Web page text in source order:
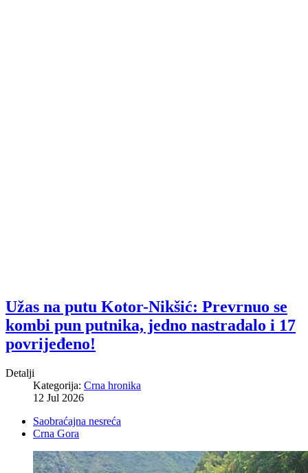
Užas na putu Kotor-Nikšić: Prevrnuo se
kombi pun putnika, jedno nastradalo i 17
povrijeđeno!
Detalji
Kategorija: Crna hronika
12 Jul 2026
Saobraćajna nesreća
Crna Gora